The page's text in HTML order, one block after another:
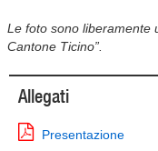
Le foto sono liberamente
Cantone Ticino”.
Allegati
Presentazione